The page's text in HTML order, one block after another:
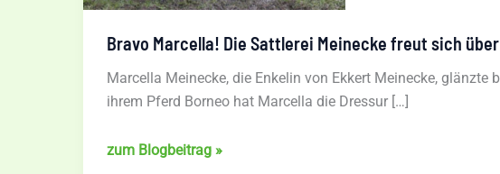
Bravo Marcella! Die Sattlerei Meinecke freut sich
Marcella Meinecke, die Enkelin von Ekkert Meinecke, glänzte
ihrem Pferd Borneo hat Marcella die Dressur […]
Bravo
zum Blogbeitrag »